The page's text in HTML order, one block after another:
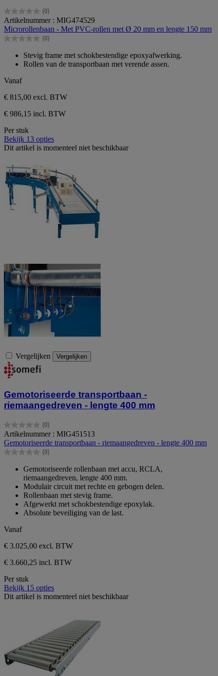
(0)
0.0
van
de
5
Artikelnummer : MIG474529
Microrollenbaan - Met PVC-rollen met Ø 20 mm en lengte 150 mm
(0)
0.0
sterren.
Stevig frame met schokbestendige epoxyafwerking.
Rollen van de transportbaan met verende assen.
Vanaf
€ 815,00 excl. BTW
€ 986,15 incl. BTW
Per stuk
Bekijk 13 opties
Dit artikel is momenteel niet beschikbaar
Vergelijken Vergelijken
Gemotoriseerde transportbaan -
riemaangedreven - lengte 400 mm
(0)
0.0
van
de
5
Artikelnummer : MIG451513
Gemotoriseerde transportbaan - riemaangedreven - lengte 400 mm
(0)
0.0
sterren.
Gemotoriseerde rollenbaan met accu, RCLA,
riemaangedreven, lengte 400 mm.
Modulair circuit met rechte en gebogen delen.
Rollenbaan met stevig frame.
Afgewerkt met schokbestendige epoxylak.
Absolute beveiliging van de last.
Vanaf
€ 3.025,00 excl. BTW
€ 3.660,25 incl. BTW
Per stuk
Bekijk 15 opties
Dit artikel is momenteel niet beschikbaar